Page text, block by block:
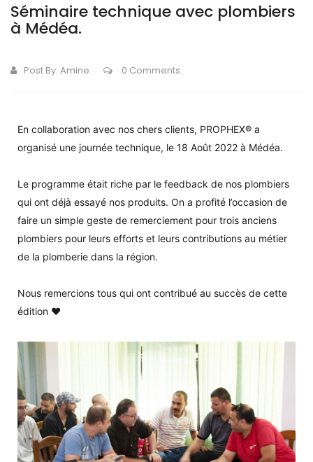
Séminaire technique avec plombiers
à Médéa.
Post By: Amine 0 Comments
En collaboration avec nos chers clients, PROPHEX® a
organisé une journée technique, le 18 Août 2022 à Médéa.
Le programme était riche par le feedback de nos plombiers
qui ont déjà essayé nos produits. On a profité l’occasion de
faire un simple geste de remerciement pour trois anciens
plombiers pour leurs efforts et leurs contributions au métier
de la plomberie dans la région.
Nous remercions tous qui ont contribué au succès de cette
édition ❤️